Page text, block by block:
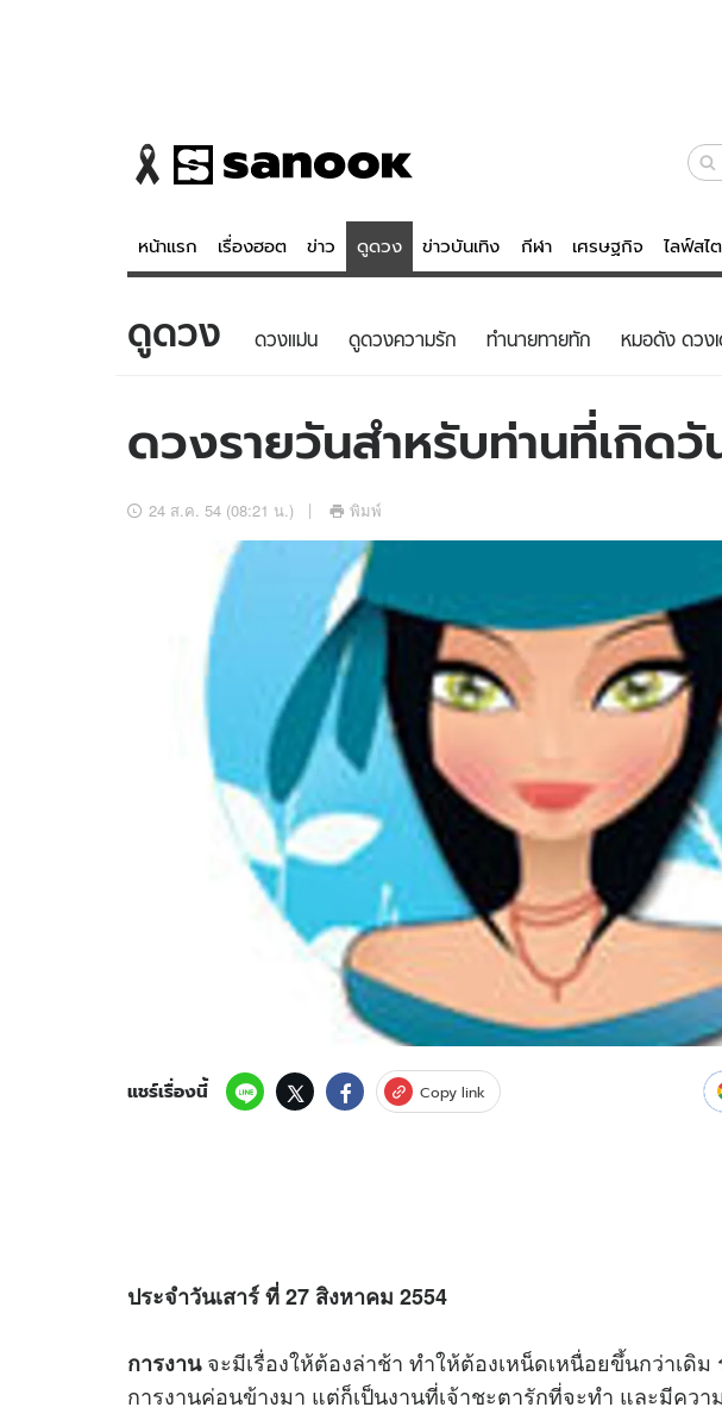
หน้าแรก เรื่องฮอต ข่าว ดูดวง ข่าวบันเทิง กีฬา เศรษฐกิจ ไลฟ์สไ
ข่าว
ข่าวบันเทิง
อัปเดตจีน
เช็กข่าวชัวร์
ดูดวง - ตรวจหวย
สถิติหวยไทย
ไ
วั
เ
ดาวน์โหลดสนุกแอปฟรี ติดตามสนุกโซเชียลได้ที่
บริษัท อิมเมจ ฟิวเจอร์ (ประเทศไทย) จำกัด
ดูดวง ดวงแม่น ดูดวงความรัก ทํานายทายทัก หมอดัง ดวง
ดวงรายวันสำหรับท่านที่เกิด
24 ส.ค. 54 (08:21 น.) พิมพ์
แชร์เรื่องนี้ Copy link
ประจำวันเสาร์ ที่ 27 สิงหาคม 2554
การงานจะมีเรื่องให้ต้องล่าช้า ทำให้ต้องเหน็ดเหนื่อยขึ้นกว่าเดิม
การงานค่อนข้างมา แต่ก็เป็นงานที่เจ้าชะตารักที่จะทำ และมีควา